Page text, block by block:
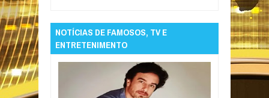
NOTÍCIAS DE FAMOSOS, TV E
ENTRETENIMENTO